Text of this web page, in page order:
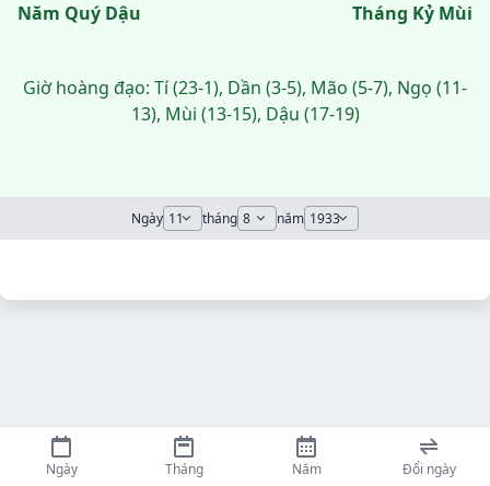
Năm Quý Dậu
Tháng Kỷ Mùi
Giờ hoàng đạo: Tí (23-1), Dần (3-5), Mão (5-7), Ngọ (11-
13), Mùi (13-15), Dậu (17-19)
Ngày tháng năm
Ngày Tháng Năm Đổi ngày